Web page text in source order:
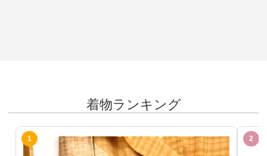
着物ランキング